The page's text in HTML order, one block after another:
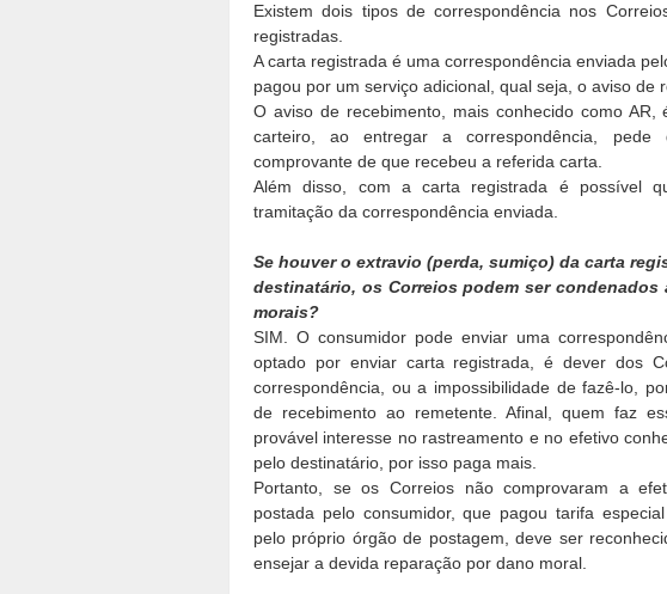
Existem dois tipos de correspondência nos
registradas.
A carta registrada é uma correspondência enviada
pagou por um serviço adicional, qual seja, o aviso de
O aviso de recebimento, mais conhecido como
carteiro, ao entregar a correspondência,
comprovante de que recebeu a referida carta.
Além disso, com a carta registrada é possível
tramitação da correspondência enviada.
Se houver o extravio (perda, sumiço) da carta
destinatário, os Correios podem ser
morais?
SIM. O consumidor pode enviar uma
optado por enviar carta registrada, é dever dos
correspondência, ou a impossibilidade de fazê-lo,
de recebimento ao remetente. Afinal, quem faz
provável interesse no rastreamento e no efetivo
pelo destinatário, por isso paga mais.
Portanto, se os Correios não comprovaram a
postada pelo consumidor, que pagou tarifa
pelo próprio órgão de postagem, deve ser
ensejar a devida reparação por dano moral.